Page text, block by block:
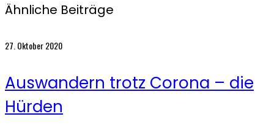
Ähnliche Beiträge
27. Oktober 2020
Auswandern trotz Corona – die
Hürden